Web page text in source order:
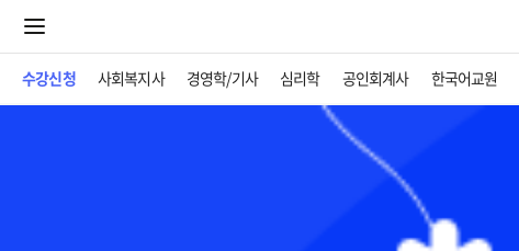
수강신청 사회복지사 경영학/기사 심리학 공인회계사 한국어교원